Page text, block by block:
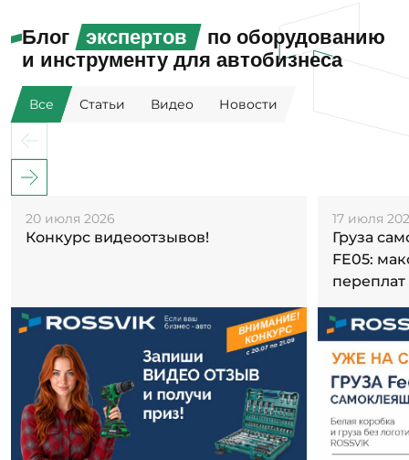
Блог экспертов
по оборудованию
и инструменту для автобизнеса
Все Статьи Видео Новости
20 июля 2026
Конкурс видеоотзывов!
17 июля
Груза
FE05:
переплат